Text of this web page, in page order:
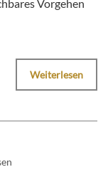
Vorgehen
Weiterlesen